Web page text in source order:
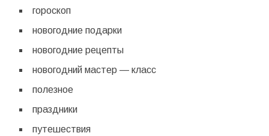
гороскоп
новогодние подарки
новогодние рецепты
новогодний мастер — класс
полезное
праздники
путешествия